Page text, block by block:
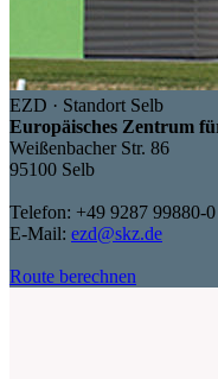
EZD · Standort Selb
Europäisches Zentrum
Weißenbacher Str. 86
95100 Selb
Telefon: +49 9287 99880-0
E-Mail: ezd@skz.de
Route berechnen